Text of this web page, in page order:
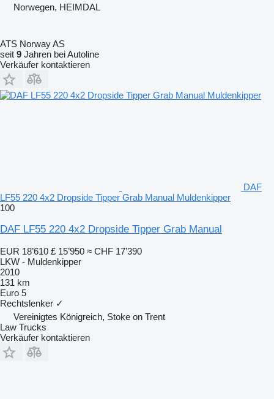
Norwegen, HEIMDAL
ATS Norway AS
seit 9 Jahren bei Autoline
Verkäufer kontaktieren
DAF
LF55 220 4x2 Dropside Tipper Grab Manual Muldenkipper
100
DAF LF55 220 4x2 Dropside Tipper Grab Manual
EUR 18’610 £ 15’950 ≈ CHF 17’390
LKW - Muldenkipper
2010
131 km
Euro 5
Rechtslenker ✓
Vereinigtes Königreich, Stoke on Trent
Law Trucks
Verkäufer kontaktieren